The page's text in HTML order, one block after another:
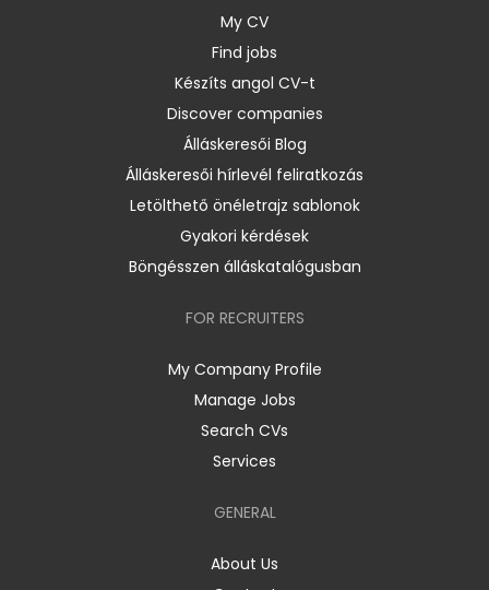
My CV
Find jobs
Készíts angol CV-t
Discover companies
Álláskeresői Blog
Álláskeresői hírlevél feliratkozás
Letölthető önéletrajz sablonok
Gyakori kérdések
Böngésszen álláskatalógusban
FOR RECRUITERS
My Company Profile
Manage Jobs
Search CVs
Services
GENERAL
About Us